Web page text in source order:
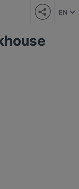
EN